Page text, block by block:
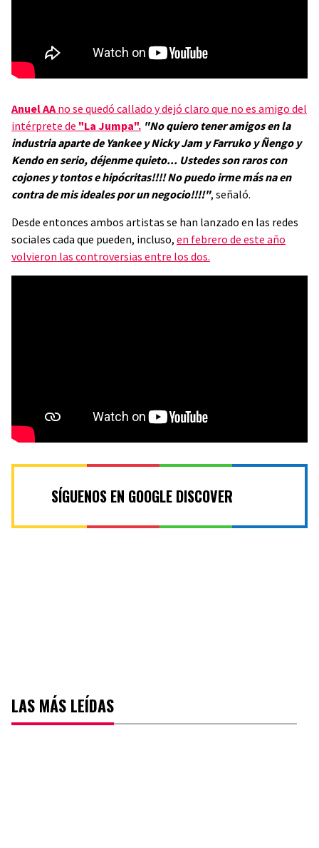
Anuel AAno se quedó callado y dejó claro que no es amigo del
intérprete de "La Jumpa". "No quiero tener amigos en la
industria aparte de Yankee y Nicky Jam y Farruko y Ñengo y
Kendo en serio, déjenme quieto... Ustedes son raros con
cojones y tontos e hipócritas!!!! No puedo irme más na en
contra de mis ideales por un negocio!!!!", señaló.
Desde entonces ambos artistas se han lanzado en las redes
sociales cada que pueden, incluso, en febrero de este año
volvieron las controversias entre los dos.
SÍGUENOS EN GOOGLE DISCOVER
LAS MÁS LEÍDAS